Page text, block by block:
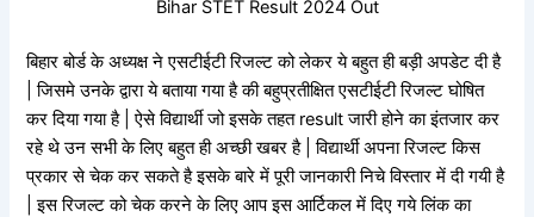
Bihar STET Result 2024 Out
बिहार बोर्ड के अध्यक्ष ने एसटीईटी रिजल्ट को लेकर ये बहुत ही बड़ी अपडेट दी है
| जिसमे उनके द्वारा ये बताया गया है की बहुप्रतीक्षित एसटीईटी रिजल्ट घोषित
कर दिया गया है | ऐसे विद्यार्थी जो इसके तहत result जारी होने का इंतजार कर
रहे थे उन सभी के लिए बहुत ही अच्छी खबर है |विद्यार्थी अपना रिजल्ट किस
प्रकार से चेक कर सकते है इसके बारे में पूरी जानकारी निचे विस्तार में दी गयी है
| इस रिजल्ट को चेक करने के लिए आप इस आर्टिकल में दिए गये लिंक का